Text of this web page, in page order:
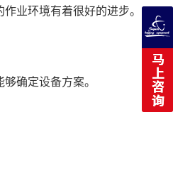
业环境有着很好的进步。
确定设备方案。